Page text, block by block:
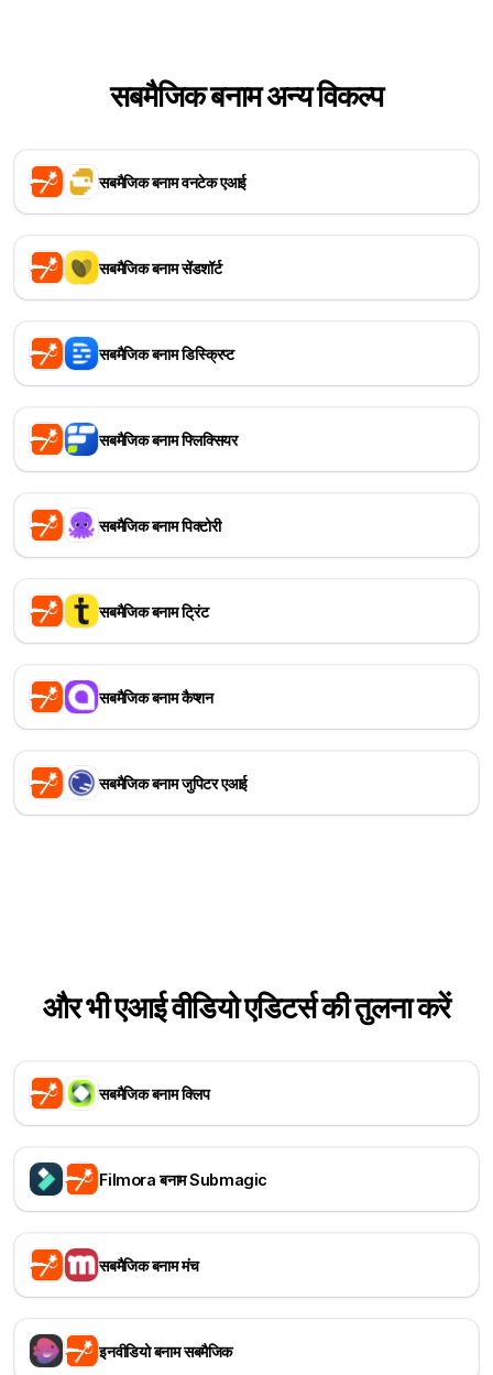
सबमैजिक बनाम अन्य विकल्प
सबमैजिक बनाम वनटेक एआई
सबमैजिक बनाम सेंडशॉर्ट
सबमैजिक बनाम डिस्क्रिप्ट
सबमैजिक बनाम फ्लिक्सियर
सबमैजिक बनाम पिक्टोरी
सबमैजिक बनाम ट्रिंट
सबमैजिक बनाम कैप्शन
सबमैजिक बनाम जुपिटर एआई
और भी एआई वीडियो एडिटर्स की तुलना करें
सबमैजिक बनाम क्लिप
Filmora बनाम Submagic
सबमैजिक बनाम मंच
इनवीडियो बनाम सबमैजिक